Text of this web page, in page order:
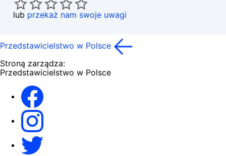
lub przekaż nam swoje uwagi
Przedstawicielstwo w Polsce
Stroną zarządza:
Przedstawicielstwo w Polsce